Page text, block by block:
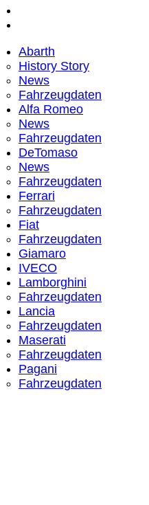
Abarth
History Story
News
Fahrzeugdaten
Alfa Romeo
News
Fahrzeugdaten
DeTomaso
News
Fahrzeugdaten
Ferrari
Fahrzeugdaten
Fiat
Fahrzeugdaten
Giamaro
IVECO
Lamborghini
Fahrzeugdaten
Lancia
Fahrzeugdaten
Maserati
Fahrzeugdaten
Pagani
Fahrzeugdaten